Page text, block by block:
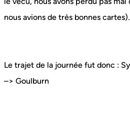
nous avions de très bonnes cartes).
Le trajet de la journée fut donc :
–> Goulburn